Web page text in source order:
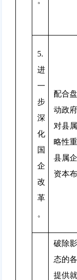
5.
进
一
步
深
化
国
企
改
革
。
配合
动政
对县
略性
县属
资本布
破除
态的
提供